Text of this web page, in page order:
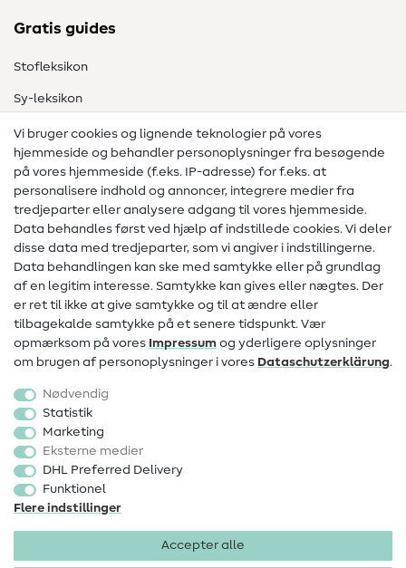
Gratis guides
Stofleksikon
Sy-leksikon
Syvejledninger
Hjælp & kontakt
Kontakt
Information om ændring af operatør
FAQ
Fortrydelsesret
Populært
Sytilbehør
Udsalg
Vi bruger cookies og lignende teknologier på vores
hjemmeside og behandler personoplysninger fra besøgende
på vores hjemmeside (f.eks. IP-adresse) for f.eks. at
personalisere indhold og annoncer, integrere medier fra
tredjeparter eller analysere adgang til vores hjemmeside.
Data behandles først ved hjælp af indstillede cookies. Vi deler
disse data med tredjeparter, som vi angiver i indstillingerne.
Data behandlingen kan ske med samtykke eller på grundlag
af en legitim interesse. Samtykke kan gives eller nægtes. Der
er ret til ikke at give samtykke og til at ændre eller
tilbagekalde samtykke på et senere tidspunkt. Vær
opmærksom på vores Impressum og yderligere oplysninger
om brugen af personoplysninger i vores Data­schutz­erklärung.
Nødvendig
Statistik
Marketing
Eksterne medier
DHL Preferred Delivery
Funktionel
Flere indstillinger
Accepter alle
Impressum
Databeskyttelse AGB